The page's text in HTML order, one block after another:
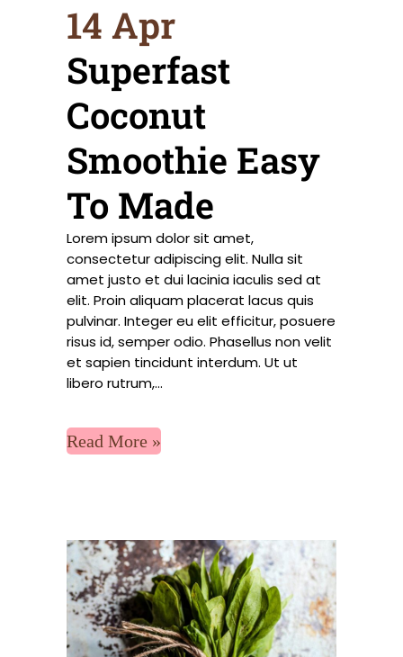
14 Apr
Superfast
Coconut
Smoothie Easy
To Made
Lorem ipsum dolor sit amet,
consectetur adipiscing elit. Nulla sit
amet justo et dui lacinia iaculis sed at
elit. Proin aliquam placerat lacus quis
pulvinar. Integer eu elit efficitur, posuere
risus id, semper odio. Phasellus non velit
et sapien tincidunt interdum. Ut ut
libero rutrum,...
Read More